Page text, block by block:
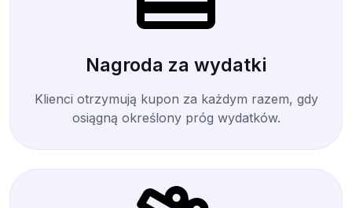
Nagroda za wydatki
Klienci otrzymują kupon za każdym razem, gdy
osiągną określony próg wydatków.